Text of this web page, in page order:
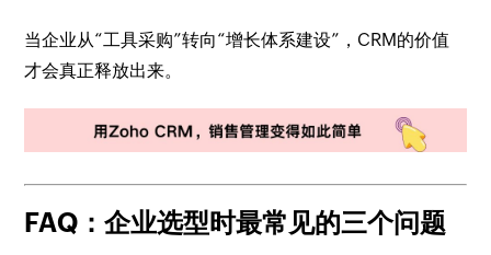
当企业从“工具采购”转向“增长体系建设”，CRM的价值
才会真正释放出来。
FAQ：企业选型时最常见的三个问题